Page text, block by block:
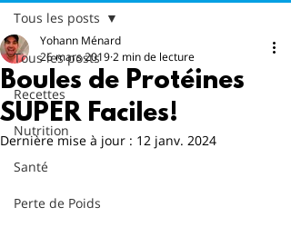
Tous les posts
Recettes
Nutrition
Santé
Perte de Poids
Tous les posts
Boules de Protéines
SUPER Faciles!
Yohann Ménard
26 mars 20192 min de lecture
Dernière mise à jour : 12 janv. 2024